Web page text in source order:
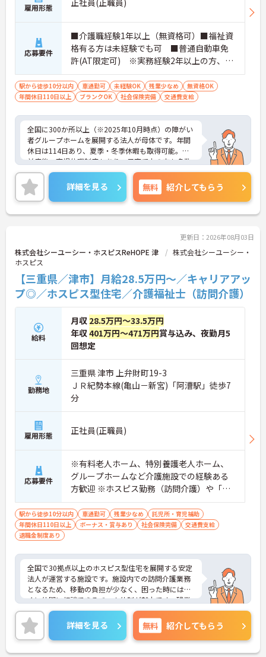
雇用形態
応募要件
■介護職経験1年以上（無資格可）■福祉資
格有る方は未経験でも可 ■普通自動車免
許(AT限定可) ※実務経験2年以上の方、障
がい者福祉に関する経験をお持ちの方大歓
迎
駅から徒歩10分以内 車通勤可 未経験OK 残業少なめ
無資格OK
年間休日110日以上
ブランクOK 社会保険完備 交通費支給
全国に300か所以上（※2025年10月時点）の障がい
者グループホームを展開する法人が母体です。年間
休日は114日あり、夏季・冬季休暇も取得可能。産
前産後・育児休暇制度もあり、子育て中の方も多数
活躍中で、ワークライフバランスを大切にしながら
働ける環境が整っています。研修制度や外部勉強会
の受講支援もあり、スキルアップもしっかりサポー
ト。将来的には管理者やエリアマネージャーへのキ
ャリアアップも目指せます。20代から60代まで幅広
の職場です。介護経験を活かしたい方、福祉の資格
をお持ちの方、安定した法人でキャリアを築きたい
方におすすめです。
★おすすめPOINT★
・生活支援員からスタートし、サービス管理責任者
やエリアマネージャーへと続く明確なステップアッ
プの道筋が用意されています。急成長中の企業であ
るためポストも豊富にあり、専門性を高めながらマ
ネジメント職への挑戦も視野に入れていただけま
す。
かりと整備されています。オンとオフの切り替えを
明確にし、心身ともに充実した状態で長くご活躍い
ただけます。
配置や夜間複数名体制が敷かれているため、業務に
追われることなくご利用者様のペースに合わせたサ
ポートが可能です。施設も専用設計で働きやすく、
ご自身の理想とする福祉を実践できる環境が整って
います。
詳細を見る 無料 紹介してもらう
更新日：2026年08月03日
株式会社シーユーシー・ホスピスReHOPE 津
株式会社シーユーシー・
ホスピス
【三重県／津市】月給28.5万円～／キャリアアッ
プ◎／ホスピス型住宅／介護福祉士（訪問介護）
給料
月収 28.5万円～33.5万円
年収401万円～471万円賞与込み、夜勤月5
回想定
勤務地
三重県 津市 上弁財町19-3
ＪＲ紀勢本線(亀山－新宮)「阿漕駅」徒歩7
分
雇用形態 正社員(正職員)
応募要件
※有料老人ホーム、特別養護老人ホーム、
グループホームなど介護施設での経験ある
方歓迎 ※ホスピス勤務（訪問介護）や「看
取り」が初めての方も可
駅から徒歩10分以内 車通勤可 残業少なめ
託児所・育児補助
年間休日110日以上
ボーナス・賞与あり 社会保険完備
交通費支給
退職金制度あり
全国で30拠点以上のホスピス型住宅を展開する安定
法人が運営する施設です。施設内での訪問介護業務
となるため、移動の負担が少なく、困った時にはす
ぐに仲間に相談できるチーム体制が魅力です。残業
は全社平均残業月5時間程度と少なく、3日以上の連
続休暇で支援金が支給される独自の制度や、美容皮
膚科などの割引が受けられる福利厚生も充実してい
ます。ホスピスケアが初めてでも、充実した入社時
研修と資格取得支援制度を活用し、専門性を高めな
詳細を見る 無料 紹介してもらう